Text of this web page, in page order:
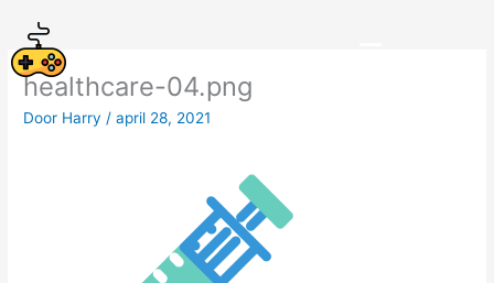
naar
de
inhoudhealthcare-04.png
Door Harry /april 28, 2021